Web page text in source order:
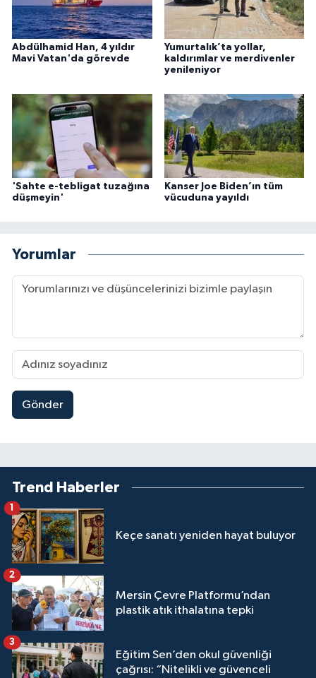
Abdülhamid Han, 4 yıldır
Mavi Vatan'da görevde
Yumurtalık’ta yollar,
kaldırımlar ve merdivenler
yenileniyor
'Sahte e-tebligat tuzağına
düşmeyin'
Kanser Joe Biden’ın tüm
vücuduna yayıldı
Yorumlar
Gönder
Trend Haberler
Keçe sanatı yeniden hayat buluyor
1
Mersin Çevre Platformu’ndan
plastik atık ithalatına tepki
2
Eğitim Sen’den okul güvenliği
çağrısı: “Nitelikli ve güvenceli
3